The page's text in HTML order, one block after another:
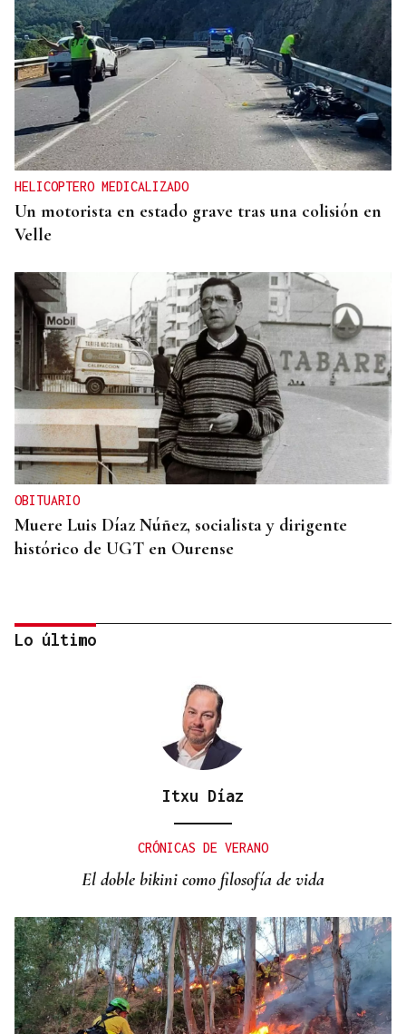
HELICOPTERO MEDICALIZADO
Un motorista en estado grave tras una colisión en
Velle
OBITUARIO
Muere Luis Díaz Núñez, socialista y dirigente
histórico de UGT en Ourense
Un herido en la colisión entre dos coches en la
Lo último
Itxu Díaz
CRÓNICAS DE VERANO
El doble bikini como filosofía de vida